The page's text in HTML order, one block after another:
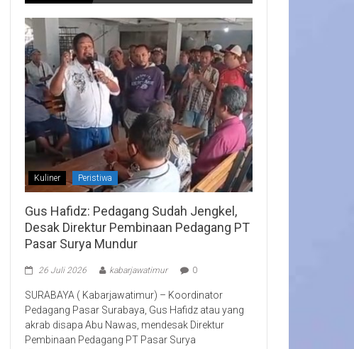
Kuliner Peristiwa
Gus Hafidz: Pedagang Sudah Jengkel,
Desak Direktur Pembinaan Pedagang PT
Pasar Surya Mundur
26 Juli 2026 kabarjawatimur 0
SURABAYA ( Kabarjawatimur) – Koordinator
Pedagang Pasar Surabaya, Gus Hafidz atau yang
akrab disapa Abu Nawas, mendesak Direktur
Pembinaan Pedagang PT Pasar Surya